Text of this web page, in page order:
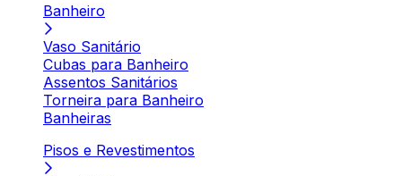
Banheiro
Vaso Sanitário
Cubas para Banheiro
Assentos Sanitários
Torneira para Banheiro
Banheiras
Pisos e Revestimentos